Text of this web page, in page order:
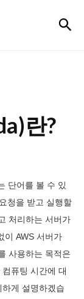
란?
단어를 볼 수 있
청을 받고 실행할
처리하는 서버가
이 AWS 서버가
사용하는 목적은
퓨팅 시간에 대
게 설명하겠습